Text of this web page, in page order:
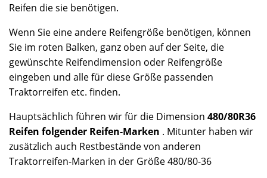
Reifen die sie benötigen.
Wenn Sie eine andere Reifengröße benötigen, können
Sie im roten Balken, ganz oben auf der Seite, die
gewünschte Reifendimension oder Reifengröße
eingeben und alle für diese Größe passenden
Traktorreifen etc. finden.
Hauptsächlich führen wir für die Dimension 480/80R36
Reifen folgender Reifen-Marken . Mitunter haben wir
zusätzlich auch Restbestände von anderen
Traktorreifen-Marken in der Größe 480/80-36